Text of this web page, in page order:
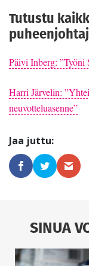
Tutustu
Päivi Inberg: ”Työni
Harri Järvelin:
neuvotteluasenne”
SINUA